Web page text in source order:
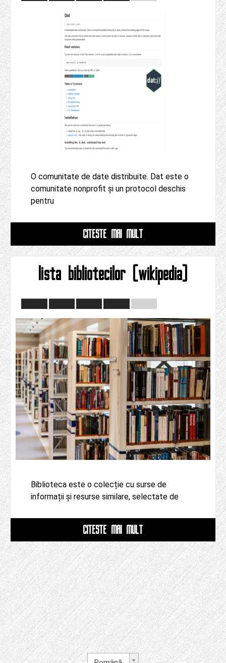
O comunitate de date distribuite. Dat este o
comunitate nonprofit și un protocol deschis
pentru
CITESTE MAI MULT
lista bibliotecilor (wikipedia)
Biblioteca este o colecție cu surse de
informații și resurse similare, selectate de
CITESTE MAI MULT